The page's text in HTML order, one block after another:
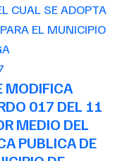
MODIFICA
017 DEL 11
MEDIO DEL
PUBLICA DE